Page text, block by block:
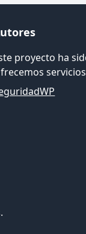
proyecto ha